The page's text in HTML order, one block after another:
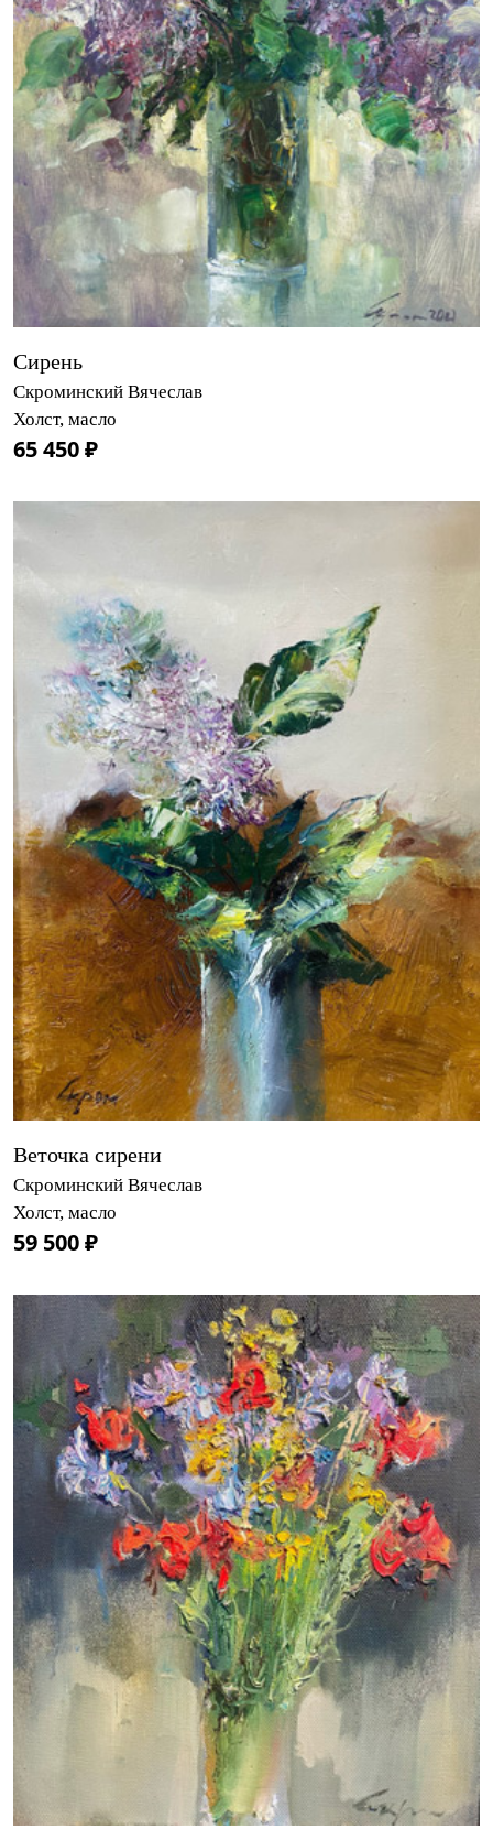
Сирень
Скроминский Вячеслав
Холст, масло
65 450 ₽
Веточка сирени
Скроминский Вячеслав
Холст, масло
59 500 ₽